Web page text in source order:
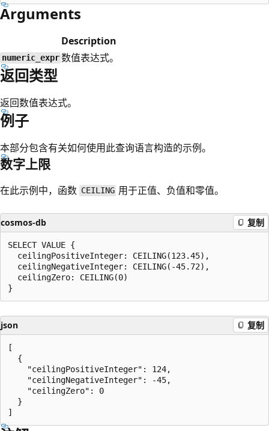
Arguments
Description
numeric_expr 数值表达式。
返回类型
返回数值表达式。
例子
本部分包含有关如何使用此查询语言构造的示例。
数字上限
在此示例中，函数 CEILING 用于正值、负值和零值。
cosmos-db 复制
SELECT VALUE {
  ceilingPositiveInteger: CEILING(123.45),
  ceilingNegativeInteger: CEILING(-45.72),
  ceilingZero: CEILING(0)
json 复制
[
  {
    "ceilingPositiveInteger": 124,
    "ceilingNegativeInteger": -45,
    "ceilingZero": 0
  }